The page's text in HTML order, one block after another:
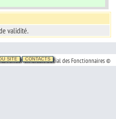
validité.
SITE CONTACTS
Fondation Crédit Social des Fonctionnaires ©